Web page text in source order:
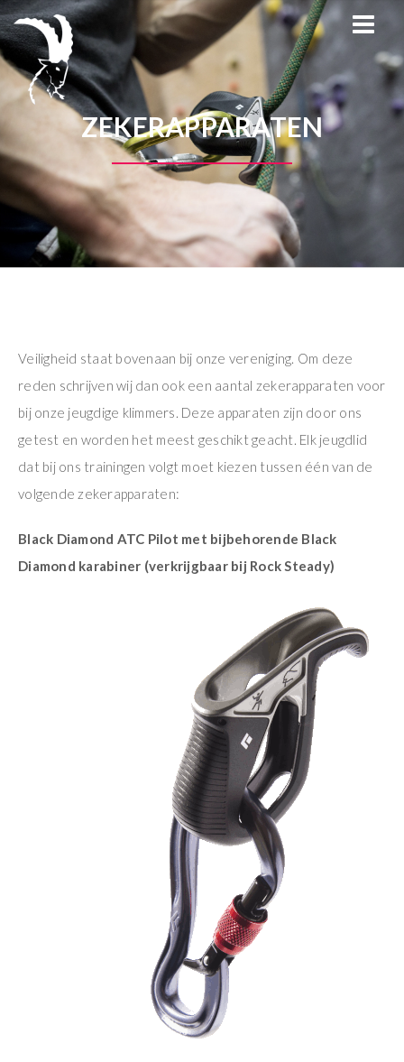
Menu Klimvereniging Top-it
Trainingen
Activiteiten
Veiligheid
ZEKERAPPARATEN
Veiligheid staat bovenaan bij onze vereniging. Om deze
reden schrijven wij dan ook een aantal zekerapparaten voor
bij onze jeugdige klimmers. Deze apparaten zijn door ons
getest en worden het meest geschikt geacht. Elk jeugdlid
dat bij ons trainingen volgt moet kiezen tussen één van de
volgende zekerapparaten:
Black Diamond ATC Pilot met bijbehorende Black
Diamond karabiner (verkrijgbaar bij Rock Steady)